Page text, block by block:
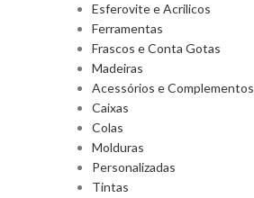
Esferovite e Acrilicos
Ferramentas
Frascos e Conta Gotas
Madeiras
Acessórios e Complementos
Caixas
Colas
Molduras
Personalizadas
Tintas